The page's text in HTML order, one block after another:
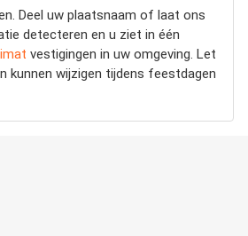
Deel uw plaatsnaam of laat ons
detecteren en u ziet in één
vestigingen in uw omgeving. Let
kunnen wijzigen tijdens feestdagen